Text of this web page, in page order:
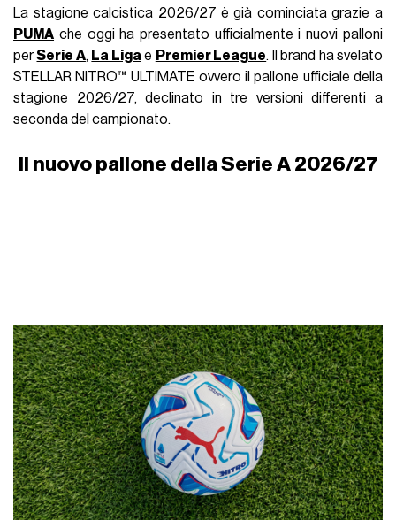
La stagione calcistica 2026/27 è già cominciata grazie a
PUMA che oggi ha presentato ufficialmente i nuovi palloni
perSerie A, La Liga e Premier League. Il brand ha svelato
STELLAR NITRO™ ULTIMATE ovvero il pallone ufficiale della
stagione 2026/27, declinato in tre versioni differenti a
seconda del campionato.
Il nuovo pallone della Serie A 2026/27